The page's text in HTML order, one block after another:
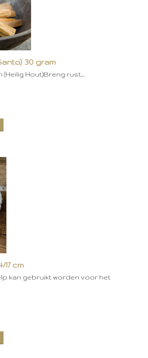
30 gram
(Heilig Hout)Breng rust,…
cm
kan gebruikt worden voor het